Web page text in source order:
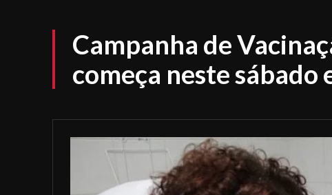
Campanha de
começa neste sábado